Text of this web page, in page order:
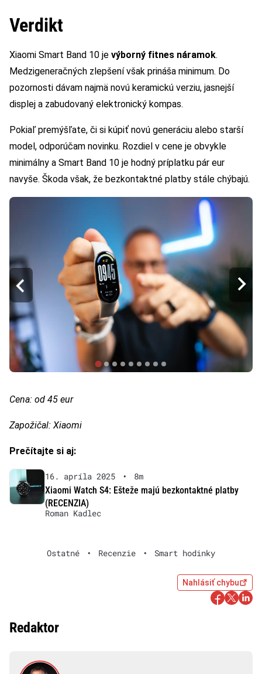
Verdikt
Xiaomi Smart Band 10 je výborný fitnes náramok.
Medzigeneračných zlepšení však prináša minimum. Do
pozornosti dávam najmä novú keramickú verziu, jasnejší
displej a zabudovaný elektronický kompas.
Pokiaľ premýšľate, či si kúpiť novú generáciu alebo starší
model, odporúčam novinku. Rozdiel v cene je obvykle
minimálny a Smart Band 10 je hodný príplatku pár eur
navyše. Škoda však, že bezkontaktné platby stále chýbajú.
Cena: od 45 eur
Zapožičal: Xiaomi
Prečítajte si aj:
16. apríla 2025 •
8m
Xiaomi Watch S4: Ešteže majú bezkontaktné platby
(RECENZIA)
Roman Kadlec
Ostatné • Recenzie • Smart hodinky
Nahlásiť chybu
Redaktor